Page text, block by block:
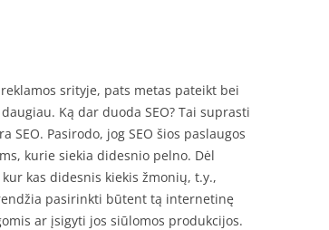
srityje, pats metas pateikt bei
Ką dar duoda SEO? Tai suprasti
SEO. Pasirodo, jog SEO šios paslaugos
kurie siekia didesnio pelno. Dėl
kas didesnis kiekis žmonių, t.y.,
pasirinkti būtent tą internetinę
ar įsigyti jos siūlomos produkcijos.